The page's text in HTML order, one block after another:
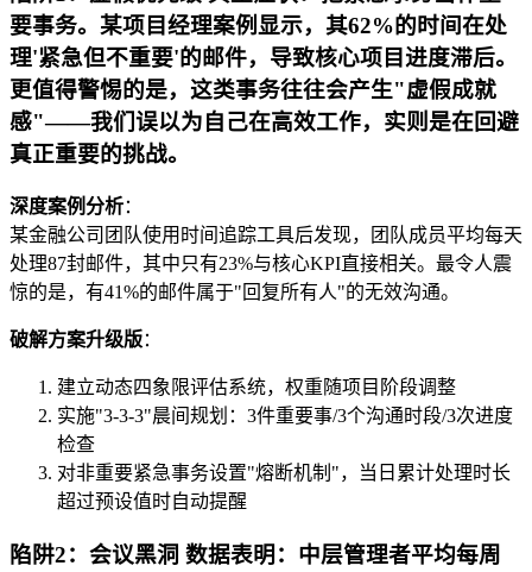
要事务。某项目经理案例显示，其62%的时间在处
理'紧急但不重要'的邮件，导致核心项目进度滞后。
更值得警惕的是，这类事务往往会产生"虚假成就
感"——我们误以为自己在高效工作，实则是在回避
真正重要的挑战。
深度案例分析：
某金融公司团队使用时间追踪工具后发现，团队成员平均每天
处理87封邮件，其中只有23%与核心KPI直接相关。最令人震
惊的是，有41%的邮件属于"回复所有人"的无效沟通。
破解方案升级版：
建立动态四象限评估系统，权重随项目阶段调整
实施"3-3-3"晨间规划：3件重要事/3个沟通时段/3次进度
检查
对非重要紧急事务设置"熔断机制"，当日累计处理时长
超过预设值时自动提醒
陷阱2：会议黑洞 数据表明：中层管理者平均每周